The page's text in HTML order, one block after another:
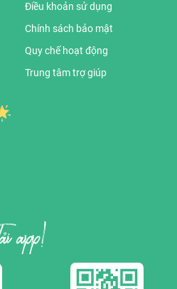
Điều khoản sử dụng
Chính sách bảo mật
Quy chế hoạt động
Trung tâm trợ giúp